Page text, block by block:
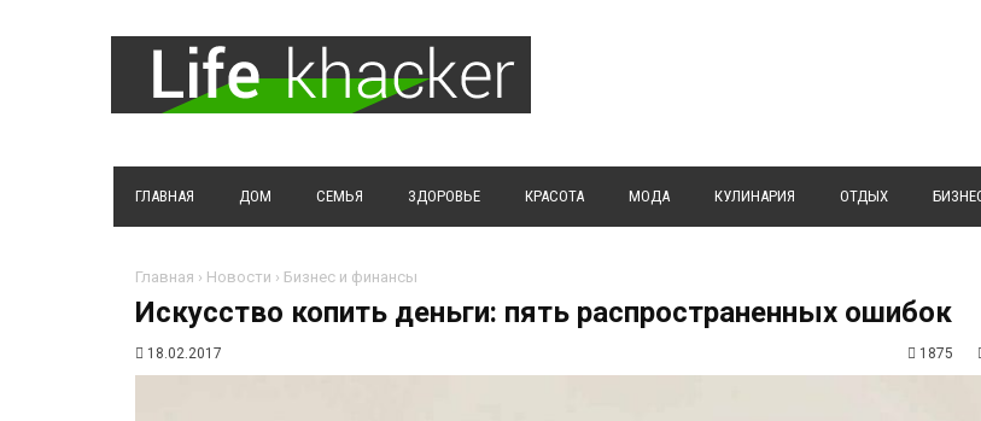
ГЛАВНАЯ ДОМ СЕМЬЯ ЗДОРОВЬЕ КРАСОТА МОДА КУЛИНАРИЯ ОТДЫХ
Главная › Новости › Бизнес и финансы
Искусство копить деньги: пять распространенных ошибок
18.02.2017 1875